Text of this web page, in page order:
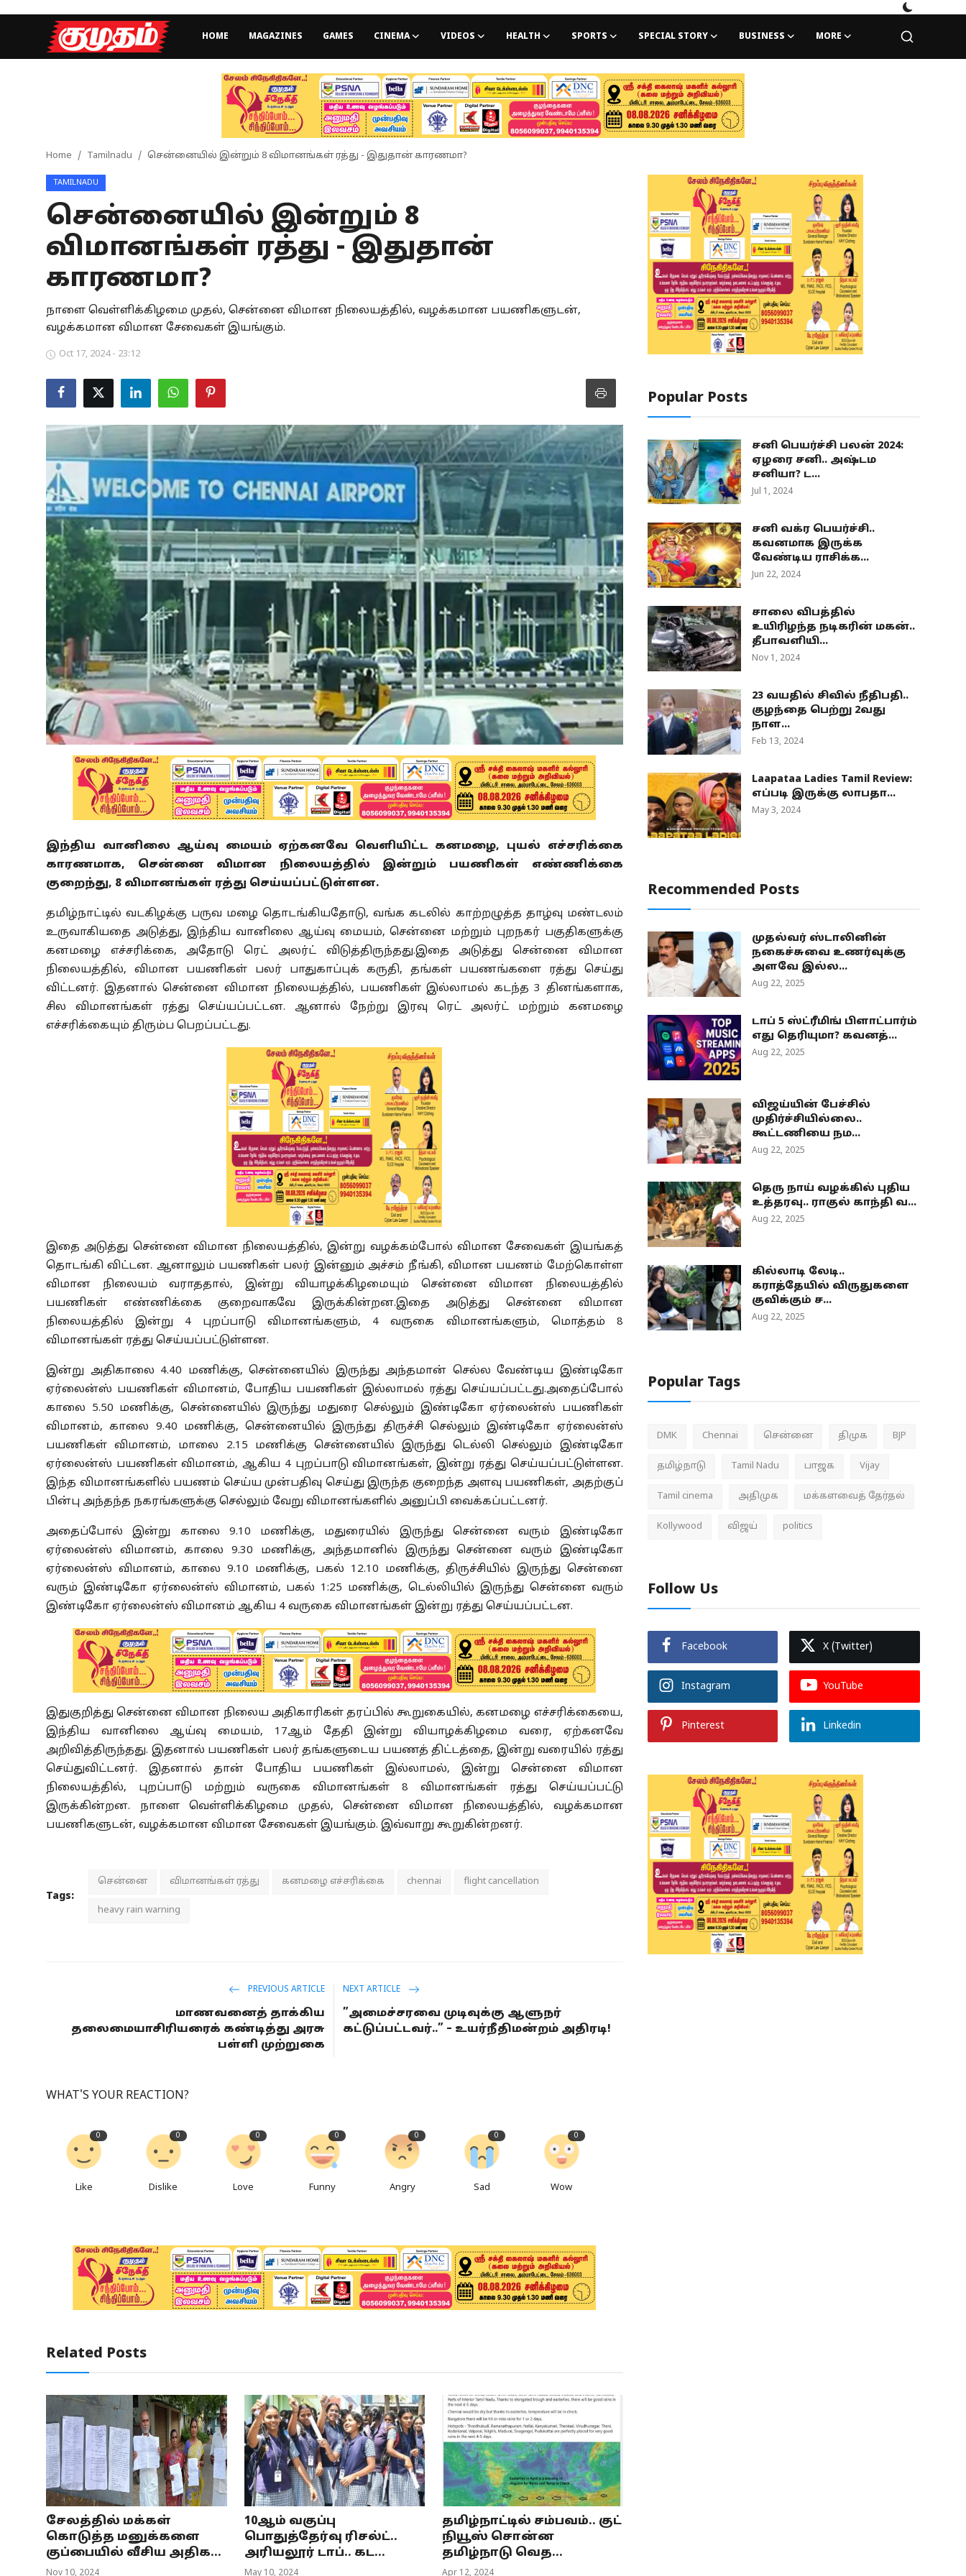
HOME MAGAZINES GAMES CINEMA VIDEOS HEALTH SPORTS SPECIAL STORY BUSINESS MORE
Games
Health
Special Story
Tamilnadu
Astrology
Spirituality
Weather
Politics
Home Tamilnadu சென்னையில் இன்றும் 8 விமானங்கள் ரத்து - இதுதான் காரணமா?
TAMILNADU
சென்னையில் இன்றும் 8
விமானங்கள் ரத்து - இதுதான்
காரணமா?
நாளை வெள்ளிக்கிழமை முதல், சென்னை விமான நிலையத்தில், வழக்கமான பயணிகளுடன்,
வழக்கமான விமான சேவைகள் இயங்கும்.
Oct 17, 2024 - 23:12
இந்திய வானிலை ஆய்வு மையம் ஏற்கனவே வெளியிட்ட கனமழை, புயல் எச்சரிக்கை
காரணமாக, சென்னை விமான நிலையத்தில் இன்றும் பயணிகள் எண்ணிக்கை
குறைந்து, 8 விமானங்கள் ரத்து செய்யப்பட்டுள்ளன.
தமிழ்நாட்டில் வடகிழக்கு பருவ மழை தொடங்கியதோடு, வங்க கடலில் காற்றழுத்த தாழ்வு மண்டலம்
உருவாகியதை அடுத்து, இந்திய வானிலை ஆய்வு மையம், சென்னை மற்றும் புறநகர் பகுதிகளுக்கு
கனமழை எச்சரிக்கை, அதோடு ரெட் அலர்ட் விடுத்திருந்தது.இதை அடுத்து சென்னை விமான
நிலையத்தில், விமான பயணிகள் பலர் பாதுகாப்புக் கருதி, தங்கள் பயணங்களை ரத்து செய்து
விட்டனர். இதனால் சென்னை விமான நிலையத்தில், பயணிகள் இல்லாமல் கடந்த 3 தினங்களாக,
சில விமானங்கள் ரத்து செய்யப்பட்டன. ஆனால் நேற்று இரவு ரெட் அலர்ட் மற்றும் கனமழை
எச்சரிக்கையும் திரும்ப பெறப்பட்டது.
இதை அடுத்து சென்னை விமான நிலையத்தில், இன்று வழக்கம்போல் விமான சேவைகள் இயங்கத்
தொடங்கி விட்டன. ஆனாலும் பயணிகள் பலர் இன்னும் அச்சம் நீங்கி, விமான பயணம் மேற்கொள்ள
விமான நிலையம் வராததால், இன்று வியாழக்கிழமையும் சென்னை விமான நிலையத்தில்
பயணிகள் எண்ணிக்கை குறைவாகவே இருக்கின்றன.இதை அடுத்து சென்னை விமான
நிலையத்தில் இன்று 4 புறப்பாடு விமானங்களும், 4 வருகை விமானங்களும், மொத்தம் 8
விமானங்கள் ரத்து செய்யப்பட்டுள்ளன.
இன்று அதிகாலை 4.40 மணிக்கு, சென்னையில் இருந்து அந்தமான் செல்ல வேண்டிய இண்டிகோ
ஏர்லைன்ஸ் பயணிகள் விமானம், போதிய பயணிகள் இல்லாமல் ரத்து செய்யப்பட்டது.அதைப்போல்
காலை 5.50 மணிக்கு, சென்னையில் இருந்து மதுரை செல்லும் இண்டிகோ ஏர்லைன்ஸ் பயணிகள்
விமானம், காலை 9.40 மணிக்கு, சென்னையில் இருந்து திருச்சி செல்லும் இண்டிகோ ஏர்லைன்ஸ்
பயணிகள் விமானம், மாலை 2.15 மணிக்கு சென்னையில் இருந்து டெல்லி செல்லும் இண்டிகோ
ஏர்லைன்ஸ் பயணிகள் விமானம், ஆகிய 4 புறப்பாடு விமானங்கள், இன்று ரத்து செய்யப்பட்டுள்ளன.
இந்த விமானங்களில் பயணம் செய்ய முன்பதிவு செய்து இருந்த குறைந்த அளவு பயணிகள், அதற்குப்
பின்பு அந்தந்த நகரங்களுக்கு செல்லும் வேறு விமானங்களில் அனுப்பி வைக்கப்பட்டனர்.
அதைப்போல் இன்று காலை 9.10 மணிக்கு, மதுரையில் இருந்து சென்னை வரும் இண்டிகோ
ஏர்லைன்ஸ் விமானம், காலை 9.30 மணிக்கு, அந்தமானில் இருந்து சென்னை வரும் இண்டிகோ
ஏர்லைன்ஸ் விமானம், காலை 9.10 மணிக்கு, பகல் 12.10 மணிக்கு, திருச்சியில் இருந்து சென்னை
வரும் இண்டிகோ ஏர்லைன்ஸ் விமானம், பகல் 1:25 மணிக்கு, டெல்லியில் இருந்து சென்னை வரும்
இண்டிகோ ஏர்லைன்ஸ் விமானம் ஆகிய 4 வருகை விமானங்கள் இன்று ரத்து செய்யப்பட்டன.
இதுகுறித்து சென்னை விமான நிலைய அதிகாரிகள் தரப்பில் கூறுகையில், கனமழை எச்சரிக்கையை,
இந்திய வானிலை ஆய்வு மையம், 17ஆம் தேதி இன்று வியாழக்கிழமை வரை, ஏற்கனவே
அறிவித்திருந்தது. இதனால் பயணிகள் பலர் தங்களுடைய பயணத் திட்டத்தை, இன்று வரையில் ரத்து
செய்துவிட்டனர். இதனால் தான் போதிய பயணிகள் இல்லாமல், இன்று சென்னை விமான
நிலையத்தில், புறப்பாடு மற்றும் வருகை விமானங்கள் 8 விமானங்கள் ரத்து செய்யப்பட்டு
இருக்கின்றன. நாளை வெள்ளிக்கிழமை முதல், சென்னை விமான நிலையத்தில், வழக்கமான
பயணிகளுடன், வழக்கமான விமான சேவைகள் இயங்கும். இவ்வாறு கூறுகின்றனர்.
Tags:
சென்னை விமானங்கள் ரத்து கனமழை எச்சரிக்கை chennai flight cancellation
heavy rain warning
PREVIOUS ARTICLE
மாணவனைத் தாக்கிய
தலைமையாசிரியரைக் கண்டித்து அரசு
பள்ளி முற்றுகை
NEXT ARTICLE
”அமைச்சரவை முடிவுக்கு ஆளுநர்
கட்டுப்பட்டவர்..” – உயர்நீதிமன்றம் அதிரடி!
WHAT'S YOUR REACTION?
0
Like
0
Dislike
0
Love
0
Funny
0
Angry
0
Sad
0
Wow
Related Posts
சேலத்தில் மக்கள்
கொடுத்த மனுக்களை
குப்பையில் வீசிய அதிக...
Nov 10, 2024
10ஆம் வகுப்பு
பொதுத்தேர்வு ரிசல்ட்..
அரியலூர் டாப்.. கட...
May 10, 2024
தமிழ்நாட்டில் சம்பவம்.. குட்
நியூஸ் சொன்ன
தமிழ்நாடு வெத...
Apr 12, 2024
Popular Posts
சனி பெயர்ச்சி பலன் 2024:
ஏழரை சனி.. அஷ்டம
சனியா? ட...
Jul 1, 2024
சனி வக்ர பெயர்ச்சி..
கவனமாக இருக்க
வேண்டிய ராசிக்க...
Jun 22, 2024
சாலை விபத்தில்
உயிரிழந்த நடிகரின் மகன்..
தீபாவளியி...
Nov 1, 2024
23 வயதில் சிவில் நீதிபதி..
குழந்தை பெற்று 2வது
நாள...
Feb 13, 2024
Laapataa Ladies Tamil Review:
எப்படி இருக்கு லாபதா...
May 3, 2024
Recommended Posts
முதல்வர் ஸ்டாலினின்
நகைச்சுவை உணர்வுக்கு
அளவே இல்ல...
Aug 22, 2025
டாப் 5 ஸ்ட்ரீமிங் பிளாட்பார்ம்
எது தெரியுமா? கவனத்...
Aug 22, 2025
விஜய்யின் பேச்சில்
முதிர்ச்சியில்லை..
கூட்டணியை நம...
Aug 22, 2025
தெரு நாய் வழக்கில் புதிய
உத்தரவு.. ராகுல் காந்தி வ...
Aug 22, 2025
கில்லாடி லேடி..
கராத்தேயில் விருதுகளை
குவிக்கும் ச...
Aug 22, 2025
Popular Tags
DMK Chennai சென்னை திமுக BJP
தமிழ்நாடு Tamil Nadu பாஜக Vijay
Tamil cinema அதிமுக மக்களவைத் தேர்தல்
Kollywood விஜய் politics
Follow Us
Facebook X (Twitter)
Instagram YouTube
Pinterest Linkedin